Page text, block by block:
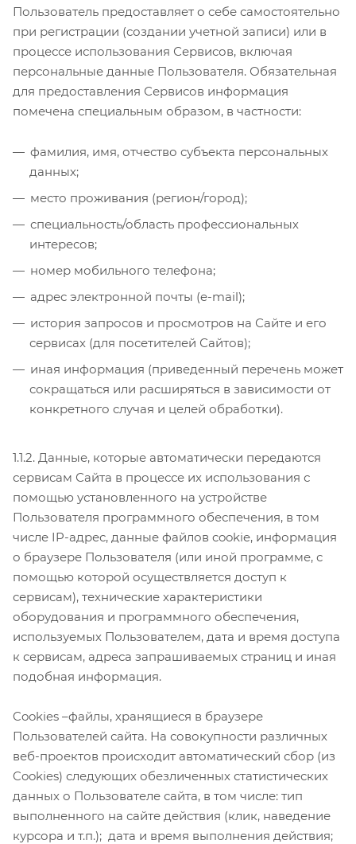
Пользователь предоставляет о себе самостоятельно
при регистрации (создании учетной записи) или в
процессе использования Сервисов, включая
персональные данные Пользователя. Обязательная
для предоставления Сервисов информация
помечена специальным образом, в частности:
фамилия, имя, отчество субъекта персональных
данных;
место проживания (регион/город);
специальность/область профессиональных
интересов;
номер мобильного телефона;
адрес электронной почты (e-mail);
история запросов и просмотров на Сайте и его
сервисах (для посетителей Сайтов);
иная информация (приведенный перечень может
сокращаться или расширяться в зависимости от
конкретного случая и целей обработки).
1.1.2. Данные, которые автоматически передаются
сервисам Сайта в процессе их использования с
помощью установленного на устройстве
Пользователя программного обеспечения, в том
числе IP-адрес, данные файлов cookie, информация
о браузере Пользователя (или иной программе, с
помощью которой осуществляется доступ к
сервисам), технические характеристики
оборудования и программного обеспечения,
используемых Пользователем, дата и время доступа
к сервисам, адреса запрашиваемых страниц и иная
подобная информация.
Cookies –файлы, хранящиеся в браузере
Пользователей сайта. На совокупности различных
веб-проектов происходит автоматический сбор (из
Cookies) следующих обезличенных статистических
данных о Пользователе сайта, в том числе: тип
выполненного на сайте действия (клик, наведение
курсора и т.п.); дата и время выполнения действия;